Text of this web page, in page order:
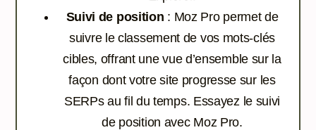
Suivi de position : Moz Pro permet de
suivre le classement de vos mots-clés
cibles, offrant une vue d’ensemble sur la
façon dont votre site progresse sur les
SERPs au fil du temps. Essayez le suivi
de position avec Moz Pro.